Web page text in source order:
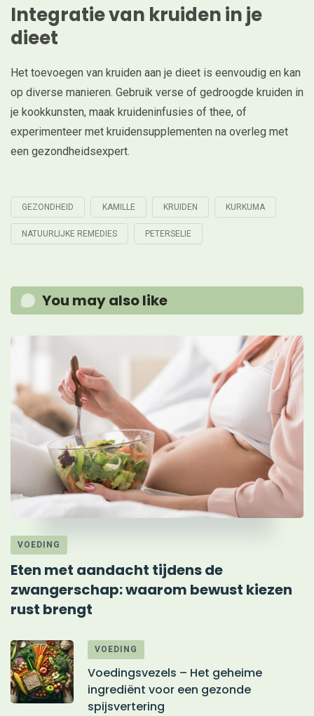
Integratie van kruiden in je
dieet
Het toevoegen van kruiden aan je dieet is eenvoudig en kan
op diverse manieren. Gebruik verse of gedroogde kruiden in
je kookkunsten, maak kruideninfusies of thee, of
experimenteer met kruidensupplementen na overleg met
een gezondheidsexpert.
Tagged
with
GEZONDHEID KAMILLE KRUIDEN KURKUMA
NATUURLIJKE REMEDIES PETERSELIE
You may also like
VOEDING
Eten met aandacht tijdens de
zwangerschap: waarom bewust kiezen
rust brengt
VOEDING
Voedingsvezels – Het geheime
ingrediënt voor een gezonde
spijsvertering